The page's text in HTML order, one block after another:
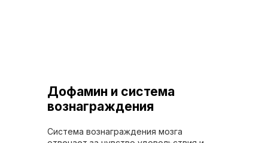
Дофамин и система
вознаграждения
Система вознаграждения мозга